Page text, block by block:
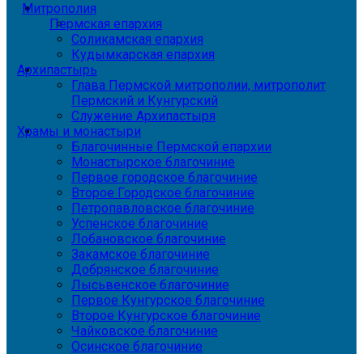
Митрополия
Пермская епархия
Соликамская епархия
Кудымкарская епархия
Архипастырь
Глава Пермской митрополии, митрополит
Пермский и Кунгурский
Служение Архипастыря
Храмы и монастыри
Благочинные Пермской епархии
Монастырское благочиние
Первое городское благочиние
Второе Городское благочиние
Петропавловское благочиние
Успенское благочиние
Лобановское благочиние
Закамское благочиние
Добрянское благочиние
Лысьвенское благочиние
Первое Кунгурское благочиние
Второе Кунгурское благочиние
Чайковское благочиние
Осинское благочиние